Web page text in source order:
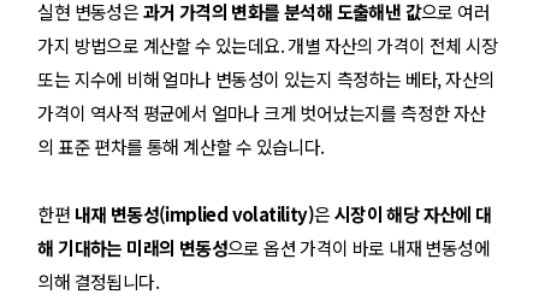
실현 변동성은과거 가격의 변화를 분석해 도출해낸 값으로 여러
가지 방법으로 계산할 수 있는데요. 개별 자산의 가격이 전체 시장
또는 지수에 비해 얼마나 변동성이 있는지 측정하는 베타, 자산의
가격이 역사적 평균에서 얼마나 크게 벗어났는지를 측정한 자산
의 표준 편차를 통해 계산할 수 있습니다.
한편 내재 변동성(implied volatility)은시장이 해당 자산에 대
해 기대하는 미래의 변동성으로 옵션 가격이 바로 내재 변동성에
의해 결정됩니다.